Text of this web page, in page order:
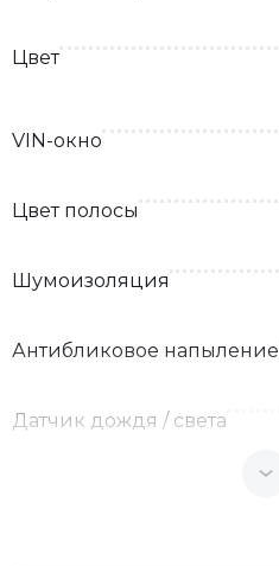
Цвет
VIN-окно
Цвет полосы
Шумоизоляция
Антибликовое напыление
Датчик дождя / света